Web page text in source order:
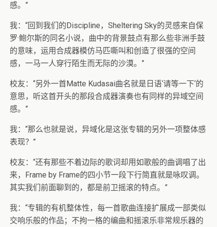
感。”
我：“回到我们的Discipline，Sheltering Sky的灵感来自保
罗·鲍尔斯的同名小说，曲中的背景鼓点有那么些非洲手鼓
的意味，运用合成器模仿马匹嘶叫和创造了很强的空间
感，一马一人穿行陌生而无际的沙漠。”
校友：“另外一首Matte Kudasai曲名就是日语‘请等一下‘的
意思，听这首开头的那段合成器演奏也有同样的异域空间
感。”
我：“那么也就是说，异域化是这张专辑的另外一项整体感
表现？”
校友：“还有那些不着边际的歌词却用如歌般的曲调唱了出
来，Frame by Frame的四小节一段下行简直就是咏叹调。
其实我们前面聊到的，都是前卫摇滚的特点。”
我：“专辑的有机整体性，每一首歌曲连接扩展成一部类似
交响乐般的作品；不拘一格的编曲和摇滚乐非常规乐器的